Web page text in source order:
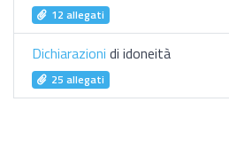
12 allegati
Dichiarazioni di idoneità
25 allegati